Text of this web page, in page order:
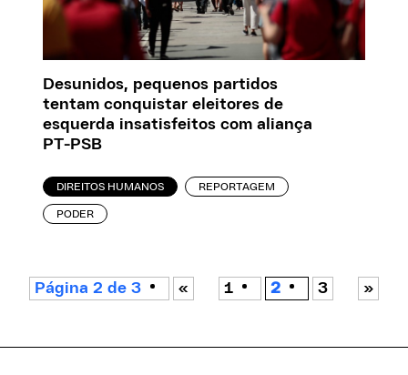
Desunidos, pequenos partidos
tentam conquistar eleitores de
esquerda insatisfeitos com aliança
PT-PSB
DIREITOS HUMANOS REPORTAGEM
PODER
Página 2 de 3 « 1 2 3 »